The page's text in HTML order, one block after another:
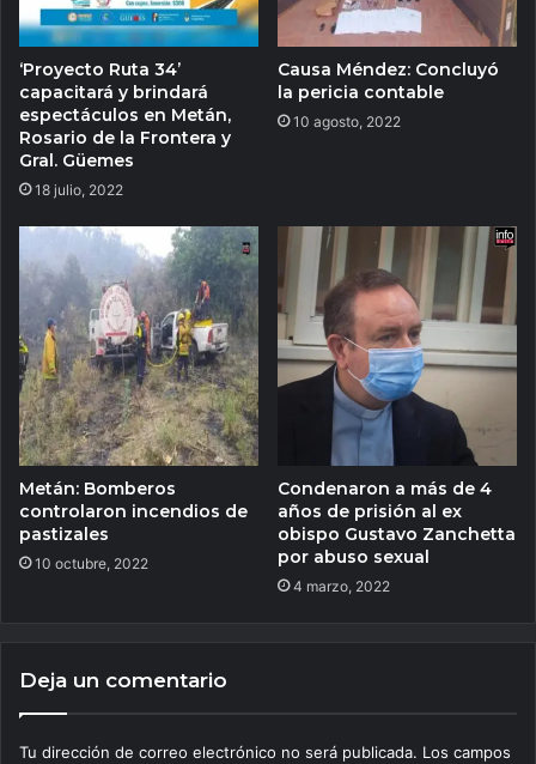
‘Proyecto Ruta 34’
capacitará y brindará
espectáculos en Metán,
Rosario de la Frontera y
Gral. Güemes
18 julio, 2022
Causa Méndez: Concluyó
la pericia contable
10 agosto, 2022
Metán: Bomberos
controlaron incendios de
pastizales
10 octubre, 2022
Condenaron a más de 4
años de prisión al ex
obispo Gustavo Zanchetta
por abuso sexual
4 marzo, 2022
Deja un comentario
Tu dirección de correo electrónico no será publicada. Los campos